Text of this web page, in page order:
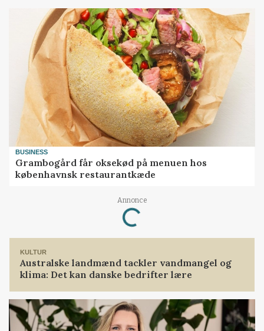
BUSINESS
Grambogård får oksekød på menuen hos
københavnsk restaurantkæde
Annonce
Loading...
KULTUR
Australske landmænd tackler vandmangel og
klima: Det kan danske bedrifter lære